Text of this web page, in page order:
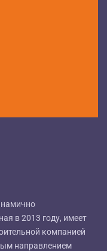
в 2013 году, имеет
компанией
направлением